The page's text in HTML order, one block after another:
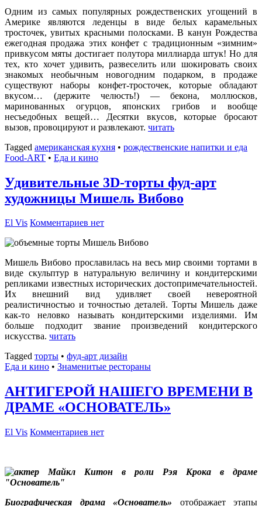
Одним из самых популярных рождественских угощений в
Америке являются леденцы в виде белых карамельных
тросточек, увитых красными полосками. В канун Рождества
ежегодная продажа этих конфет с традиционным «зимним»
привкусом мяты достигает полутора миллиарда штук! Но для
тех, кто хочет удивить, развеселить или шокировать своих
знакомых необычным новогодним подарком, в продаже
существуют наборы конфет-тросточек, которые обладают
вкусом… (держите челюсть!) — бекона, моллюсков,
маринованных огурцов, японских грибов и вообще
несъедобных вещей… Десятки вкусов, которые бросают
вызов, провоцируют и развлекают. читать
Tagged американская кухня • рождественские напитки и еда
Food-ART • Еда и кино
Удивительные 3D-торты фуд-арт
художницы Мишель Вибово
El Vis Комментариев нет
Мишель Вибово прославилась на весь мир своими тортами в
виде скульптур в натуральную величину и кондитерскими
репликами известных исторических достопримечательностей.
Их внешний вид удивляет своей невероятной
реалистичностью и точностью деталей. Торты Мишель даже
как-то неловко называть кондитерскими изделиями. Им
больше подходит звание произведений кондитерского
искусства. читать
Tagged торты • фуд-арт дизайн
Еда и кино • Знаменитые рестораны
АНТИГЕРОЙ НАШЕГО ВРЕМЕНИ В
ДРАМЕ «ОСНОВАТЕЛЬ»
El Vis Комментариев нет
Биографическая драма «Основатель» отображает этапы